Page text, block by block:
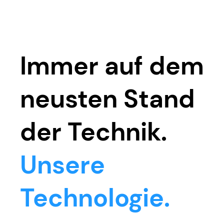
Immer auf dem
neusten Stand
der Technik.
Unsere
Technologie.